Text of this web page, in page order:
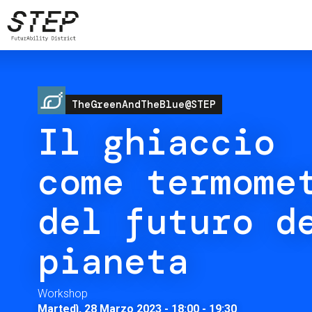
Salta
al
contenuto
Image
TheGreenAndTheBlue@STEP
Il ghiaccio
come
del futuro
pianeta
Workshop
Martedì, 28 Marzo 2023 - 18:00- 19:30